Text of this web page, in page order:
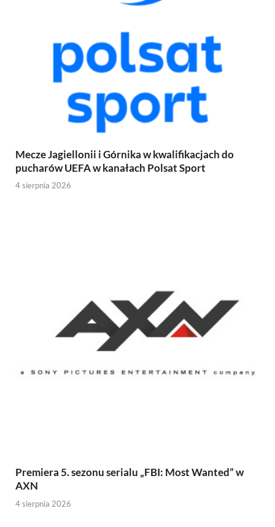
Mecze Jagiellonii i Górnika w kwalifikacjach do
pucharów UEFA w kanałach Polsat Sport
4 sierpnia 2026
Premiera 5. sezonu serialu „FBI: Most Wanted” w
AXN
4 sierpnia 2026